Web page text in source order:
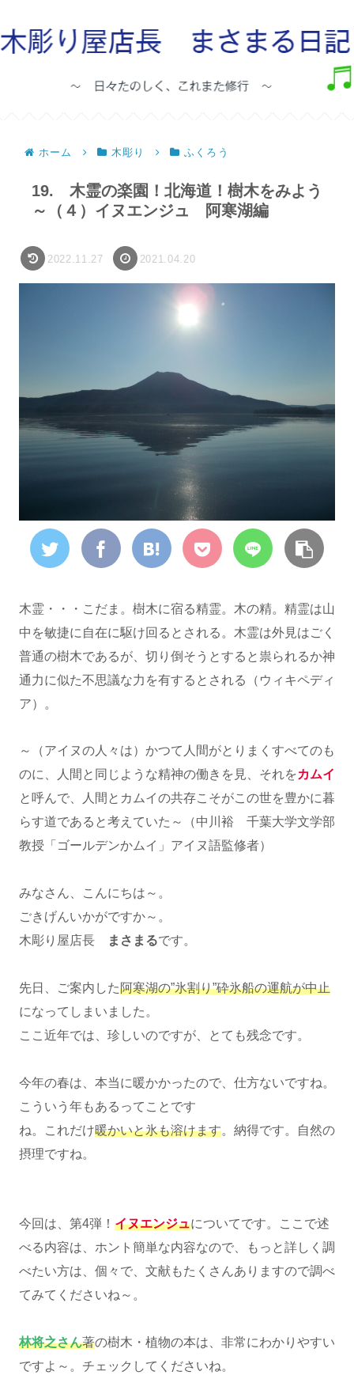
ホーム 木彫り ふくろう
19. 木霊の楽園！北海道！樹木をみよう
～（４）イヌエンジュ 阿寒湖編
2022.11.27 2021.04.20
木霊・・・こだま。樹木に宿る精霊。木の精。精霊は山
中を敏捷に自在に駆け回るとされる。木霊は外見はごく
普通の樹木であるが、切り倒そうとすると祟られるか神
通力に似た不思議な力を有するとされる（ウィキペディ
ア）。
～（アイヌの人々は）かつて人間がとりまくすべてのも
のに、人間と同じような精神の働きを見、それを カムイ
と呼んで、人間とカムイの共存こそがこの世を豊かに暮
らす道であると考えていた～（中川裕 千葉大学文学部
教授「ゴールデンかムイ」アイヌ語監修者）
みなさん、こんにちは～。
ごきげんいかがですか～。
木彫り屋店長
まさまるです。
先日、ご案内した阿寒湖の”氷割り”砕氷船の運航が中止
になってしまいました。
ここ近年では、珍しいのですが、とても残念です。
今年の春は、本当に暖かかったので、仕方ないですね。
こういう年もあるってことです
ね。これだけ暖かいと氷も溶けます。納得です。自然の
摂理ですね。
今回は、第4弾！ イヌエンジュについてです。ここで述
べる内容は、ホント簡単な内容なので、もっと詳しく調
べたい方は、個々で、文献もたくさんありますので調べ
てみてくださいね～。
林将之さん著の樹木・植物の本は、非常にわかりやすい
ですよ～。チェックしてくださいね。